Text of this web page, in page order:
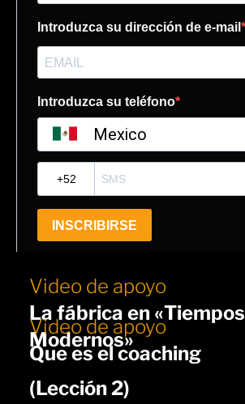
Video de apoyo
La fábrica en «Tiempos
Modernos»
Video de apoyo
Que es el coaching
(Lección 2)